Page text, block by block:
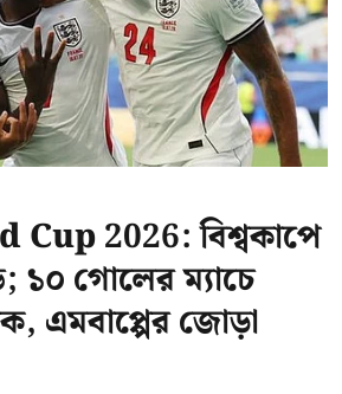
2026: বিশ্বকাপে
১০ গোলের ম্যাচে
এমবাপ্পের জোড়া